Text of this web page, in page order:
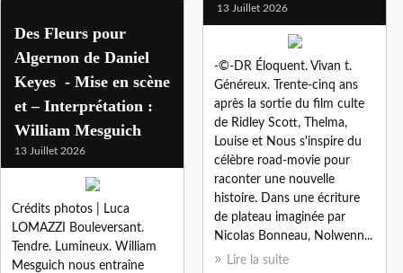
13 Juillet 2026
-©-DR Éloquent. Vivan t.
Généreux. Trente-cinq ans
après la sortie du film culte
de Ridley Scott, Thelma,
Louise et Nous s'inspire du
célèbre road-movie pour
raconter une nouvelle
histoire. Dans une écriture
de plateau imaginée par
Nicolas Bonneau, Nolwenn...
Lire la suite
Des Fleurs pour
Algernon de Daniel
Keyes - Mise en scène
et – Interprétation :
William Mesguich
13 Juillet 2026
Crédits photos | Luca
LOMAZZI Bouleversant.
Tendre. Lumineux. William
Mesguich nous entraîne